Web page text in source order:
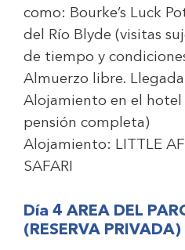
como: Bourke’s Luck
del Río Blyde (visitas
de tiempo y
Almuerzo libre.
Alojamiento en el
pensión completa)
Alojamiento: LITTLE
SAFARI
Día 4 AREA DEL
(RESERVA PRIVADA)